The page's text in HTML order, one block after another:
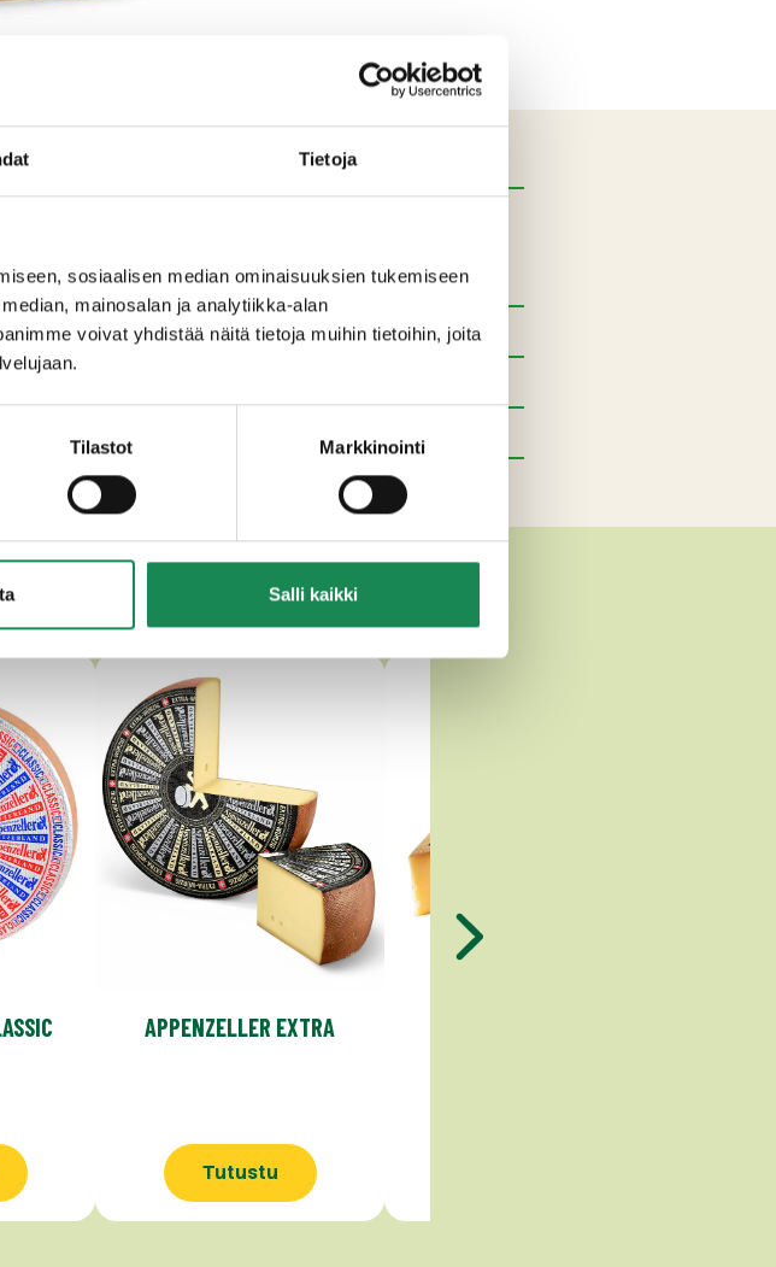
Tietoja
sosiaalisen median ominaisuuksien tukemiseen
mainosalan ja analytiikka-alan
voivat yhdistää näitä tietoja muihin tietoihin, joita
Tilastot Markkinointi
Salli kaikki
JUUSTOT
APPENZELLER EXTRA
Tutustu